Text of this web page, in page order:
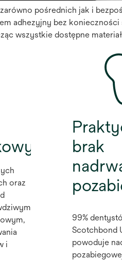
pośrednich jak i
adhezyjny bez konieczności
wszystkie dostępne
oraz
i
brak
99%
Scotchbond
powoduje